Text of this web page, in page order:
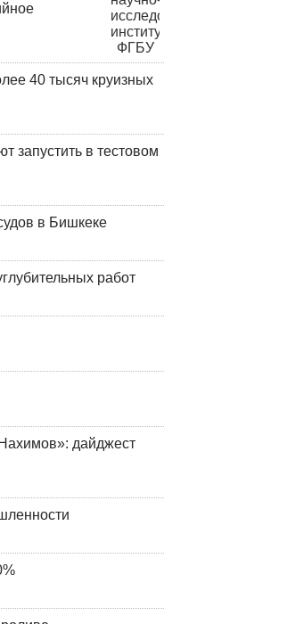
40 тысяч круизных
запустить в тестовом
в Бишкеке
работ
дайджест